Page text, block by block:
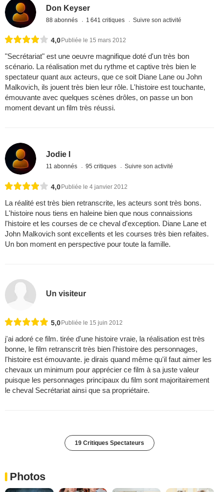
Don Keyser
88 abonnés 1 641 critiques Suivre son activité
4,0 Publiée le 15 mars 2012
"Secrétariat" est une oeuvre magnifique doté d'un très bon
scénario. La réalisation met du rythme et captive très bien le
spectateur quant aux acteurs, que ce soit Diane Lane ou John
Malkovich, ils jouent très bien leur rôle. L'histoire est touchante,
émouvante avec quelques scènes drôles, on passe un bon
moment devant un film très réussi.
Jodie I
11 abonnés 95 critiques Suivre son activité
4,0Publiée le 4 janvier 2012
La réalité est très bien retranscrite, les acteurs sont très bons.
L'histoire nous tiens en haleine bien que nous connaissions
l'histoire et les courses de ce cheval d'exception. Diane Lane et
John Malkovich sont excellents et les courses très bien refaites.
Un bon moment en perspective pour toute la famille.
Un visiteur
5,0Publiée le 15 juin 2012
j'ai adoré ce film. tirée d'une histoire vraie, la réalisation est très
bonne, le film retranscrit très bien l'histoire des personnages,
l'histoire est émouvante. je dirais quand même qu'il faut aimer les
chevaux un minimum pour apprécier ce film à sa juste valeur
puisque les personnages principaux du film sont majoritairement
le cheval Secrétariat ainsi que sa propriétaire.
19 Critiques Spectateurs
Photos